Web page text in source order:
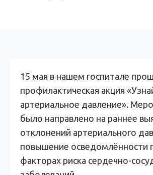
15 мая в нашем госпитале
профилактическая акция
артериальное давление».
было направлено на раннее
отклонений артериального
повышение осведомлённости
факторах риска сердечно-